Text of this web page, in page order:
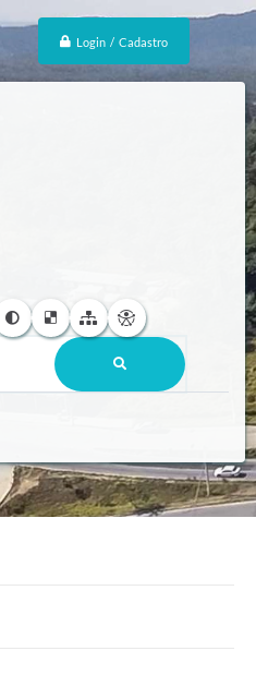
Login / Cadastro